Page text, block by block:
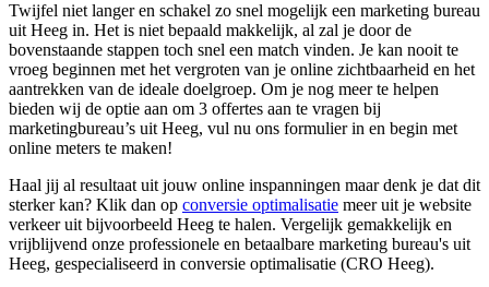
Twijfel niet langer en schakel zo snel mogelijk een marketing bureau
uit Heeg in. Het is niet bepaald makkelijk, al zal je door de
bovenstaande stappen toch snel een match vinden. Je kan nooit te
vroeg beginnen met het vergroten van je online zichtbaarheid en het
aantrekken van de ideale doelgroep. Om je nog meer te helpen
bieden wij de optie aan om 3 offertes aan te vragen bij
marketingbureau’s uit Heeg, vul nu ons formulier in en begin met
online meters te maken!
Haal jij al resultaat uit jouw online inspanningen maar denk je dat dit
sterker kan? Klik dan op conversie optimalisatie meer uit je website
verkeer uit bijvoorbeeld Heeg te halen. Vergelijk gemakkelijk en
vrijblijvend onze professionele en betaalbare marketing bureau's uit
Heeg, gespecialiseerd in conversie optimalisatie (CRO Heeg).